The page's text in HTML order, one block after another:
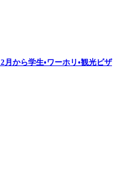
月から学生•ワーホリ•観光ビザ